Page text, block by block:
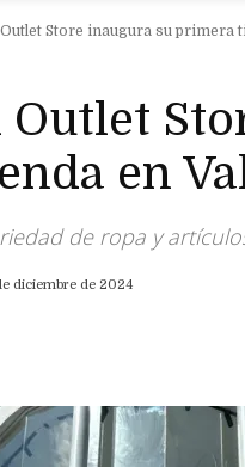
Outlet Store inaugura su primera
Outlet
en
de ropa y
diciembre de 2024